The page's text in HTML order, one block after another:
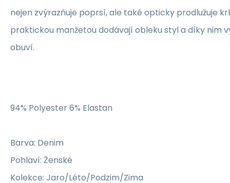
nejen zvýrazňuje poprsí, ale také opticky prodlužuje
praktickou manžetou dodávají obleku styl a díky nim
obuví.
94% Polyester 6% Elastan
Barva: Denim
Pohlaví: Ženské
Kolekce: Jaro/Léto/Podzim/Zima